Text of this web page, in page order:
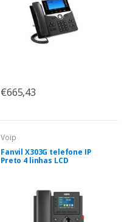
€665,43
Voip
Fanvil X303G telefone IP
Preto 4 linhas LCD